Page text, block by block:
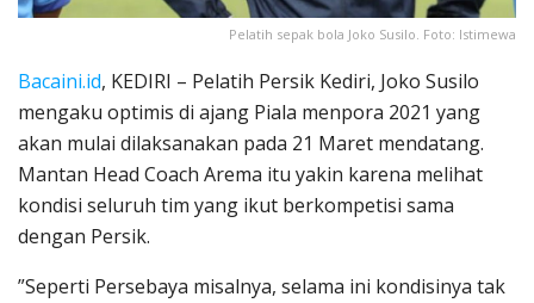
Pelatih sepak bola Joko Susilo. Foto: Istimewa
Bacaini.id, KEDIRI – Pelatih Persik Kediri, Joko Susilo
mengaku optimis di ajang Piala menpora 2021 yang
akan mulai dilaksanakan pada 21 Maret mendatang.
Mantan Head Coach Arema itu yakin karena melihat
kondisi seluruh tim yang ikut berkompetisi sama
dengan Persik.
”Seperti Persebaya misalnya, selama ini kondisinya tak